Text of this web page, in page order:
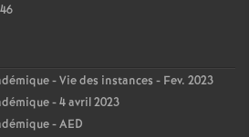
- Vie des instances - Fev. 2023
- 4 avril 2023
- AED